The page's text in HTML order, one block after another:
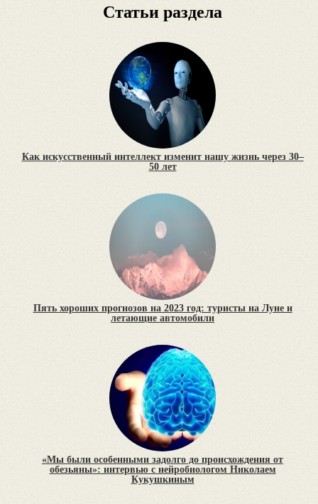
Статьи раздела
Как искусственный интеллект изменит нашу жизнь через 30–
50 лет
Пять хороших прогнозов на 2023 год: туристы на Луне и
летающие автомобили
«Мы были особенными задолго до происхождения от
обезьяны»: интервью с нейробиологом Николаем
Кукушкиным